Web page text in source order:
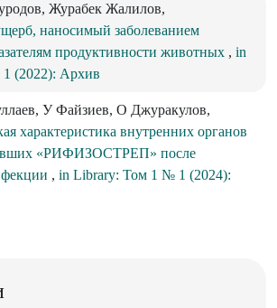
Журабек Жалилов,
наносимый заболеванием
продуктивности животных , in
(2022): Архив
У Файзиев, О Джуракулов,
характеристика внутренних органов
«РИФИЗОСТРЕП» после
, in Library: Том 1 № 1 (2024):